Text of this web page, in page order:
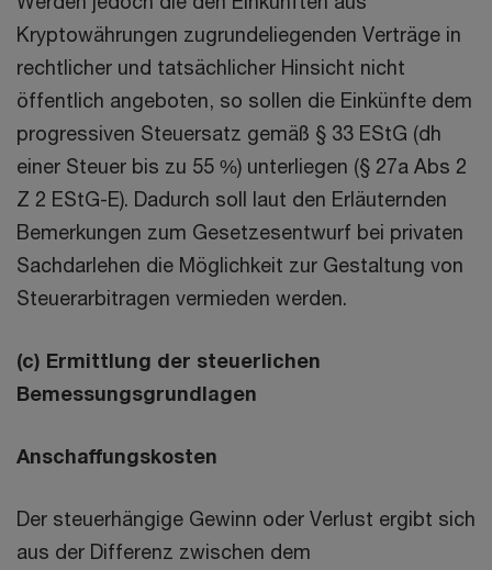
Kryptowährungen zugrundeliegenden Verträge in
rechtlicher und tatsächlicher Hinsicht nicht
öffentlich angeboten, so sollen die Einkünfte dem
progressiven Steuersatz gemäß § 33 EStG (dh
einer Steuer bis zu 55 %) unterliegen (§ 27a Abs 2
Z 2 EStG-E). Dadurch soll laut den Erläuternden
Bemerkungen zum Gesetzesentwurf bei privaten
Sachdarlehen die Möglichkeit zur Gestaltung von
Steuerarbitragen vermieden werden.
(c) Ermittlung der steuerlichen
Bemessungsgrundlagen
Anschaffungskosten
Der steuerhängige Gewinn oder Verlust ergibt sich
aus der Differenz zwischen dem